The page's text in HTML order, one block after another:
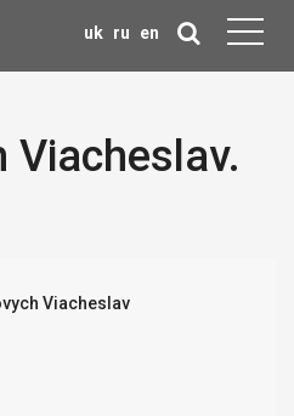
uk ru en
Viacheslav.
Viacheslav